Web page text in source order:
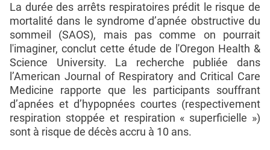
La durée des arrêts respiratoires prédit le risque de
mortalité dans le syndrome d’apnée obstructive du
sommeil (SAOS), mais pas comme on pourrait
l'imaginer, conclut cette étude de l'Oregon Health &
Science University. La recherche publiée dans
l’American Journal of Respiratory and Critical Care
Medicine rapporte que les participants souffrant
d’apnées et d’hypopnées courtes (respectivement
respiration stoppée et respiration « superficielle »)
sont à risque de décès accru à 10 ans.